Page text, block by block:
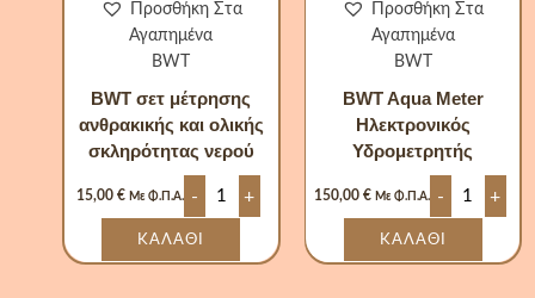
Προσθήκη Στα
Αγαπημένα
BWT
BWT σετ μέτρησης
ανθρακικής και ολικής
σκληρότητας νερού
15,00 € Με Φ.Π.Α. - +
ΚΑΛΆΘΙ
Προσθήκη Στα
Αγαπημένα
BWT
BWT Aqua Meter
Ηλεκτρονικός
Υδρομετρητής
150,00 € Με Φ.Π.Α. - +
ΚΑΛΆΘΙ